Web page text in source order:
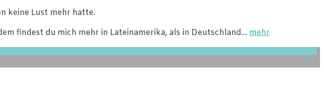
keine Lust mehr hatte.
findest du mich mehr in Lateinamerika, als in Deutschland… mehr